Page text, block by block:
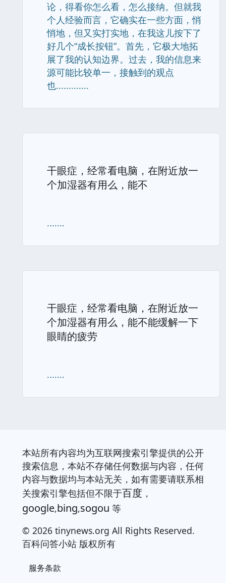
论，得看你怎么看，怎么接纳。但就我
个人经验而言，它确实在一些方面，悄
悄地，但又实打实地，在我这儿按下了
好几个“成长按钮”。首先，它极大地拓
展了我的认知边界。过去，我的信息来
源可能比较单一，接触到的观点
也.............
干眼症，经常看电脑，在附近放一
个加湿器有用么，能不
.......
干眼症，经常看电脑，在附近放一
个加湿器有用么，能不能缓解一下
眼睛的疲劳
.......
本站所有内容均为互联网搜索引擎提供的公开
搜索信息，本站不存储任何数据与内容，任何
内容与数据均与本站无关，如有需要请联系相
关搜索引擎包括但不限于百度 ，
google,bing,sogou 等
© 2026 tinynews.org All Rights Reserved.
百科问答小站 版权所有
服务条款